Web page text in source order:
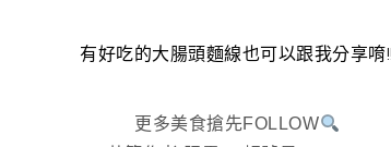
有好吃的大腸頭麵線也可以跟我分享唷!!
更多美食搶先FOLLOW